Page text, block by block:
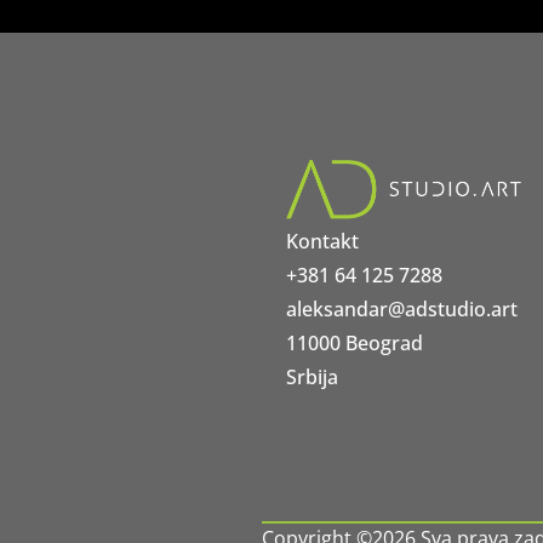
Kontakt
+381 64 125 7288
aleksandar@adstudio.art
11000 Beograd
Srbija